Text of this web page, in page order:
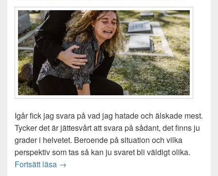
Igår fick jag svara på vad jag hatade och älskade mest.
Tycker det är jättesvårt att svara på sådant, det finns ju
grader i helvetet. Beroende på situation och vilka
perspektiv som tas så kan ju svaret bli väldigt olika.
Fortsätt läsa Hat och kärlek
→